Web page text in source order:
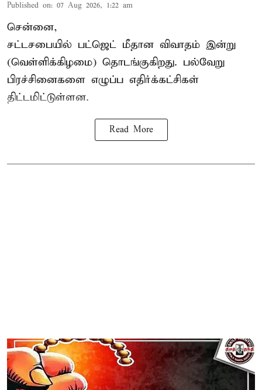
Published on: 07 Aug 2026, 1:22 am
சென்னை,
சட்டசபையில் பட்ஜெட் மீதான விவாதம் இன்று
(வெள்ளிக்கிழமை) தொடங்குகிறது. பல்வேறு
பிரச்சினைகளை எழுப்ப எதிர்க்கட்சிகள்
திட்டமிட்டுள்ளன.
Read More